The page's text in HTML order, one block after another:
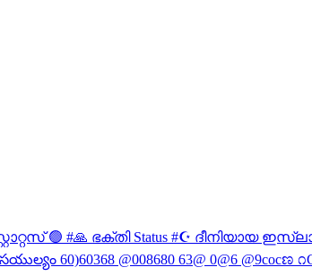
🟢 #🙏 ഭക്തി Status #☪️ ദീനിയായ